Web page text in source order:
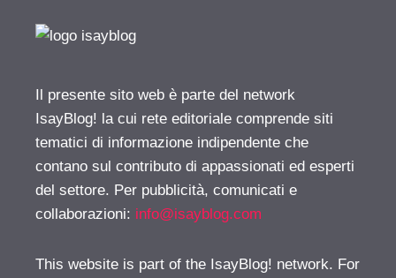
Il presente sito web è parte del network
IsayBlog! la cui rete editoriale comprende siti
tematici di informazione indipendente che
contano sul contributo di appassionati ed esperti
del settore. Per pubblicità, comunicati e
collaborazioni: info@isayblog.com
This website is part of the IsayBlog! network. For